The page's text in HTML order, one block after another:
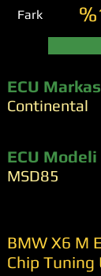
Fark
ECU
Continental
ECU Modeli
MSD85
BMW X6 M
Chip Tuning